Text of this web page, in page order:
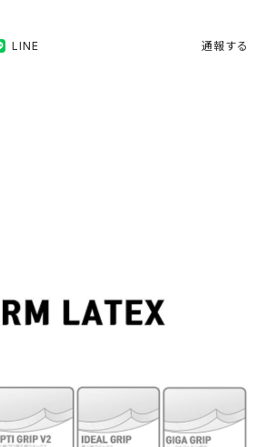
LINE 通報する